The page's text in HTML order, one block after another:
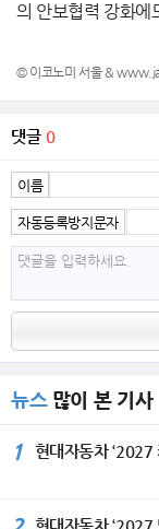
의 안보협력 강화에
© 이코노미 서울 &
댓글 0
이름
자동등록방지문자
뉴스많이 본 기사
1 현대자동차 ‘2027
현대자동차 ‘2027